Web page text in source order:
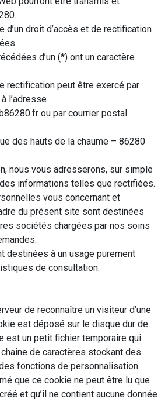
d’un droit d’accès et de rectification
d’un (*) ont un caractère
rectification peut être exercé par
l’adresse
ou par courrier postal
des hauts de la chaume – 86280
nous vous adresserons, sur simple
informations telles que rectifiées.
vous concernant et
du présent site sont destinées
sociétés chargées par nos soins
destinées à un usage purement
de consultation.
de reconnaître un visiteur d’une
est déposé sur le disque dur de
est un petit fichier temporaire qui
de caractères stockant des
fonctions de personnalisation.
que ce cookie ne peut être lu que
et qu’il ne contient aucune donnée